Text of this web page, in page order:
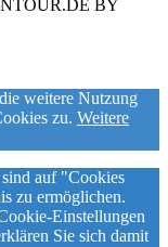
BY
weitere Nutzung
zu. Weitere
auf "Cookies
zu ermöglichen.
Einstellungen
Sie sich damit